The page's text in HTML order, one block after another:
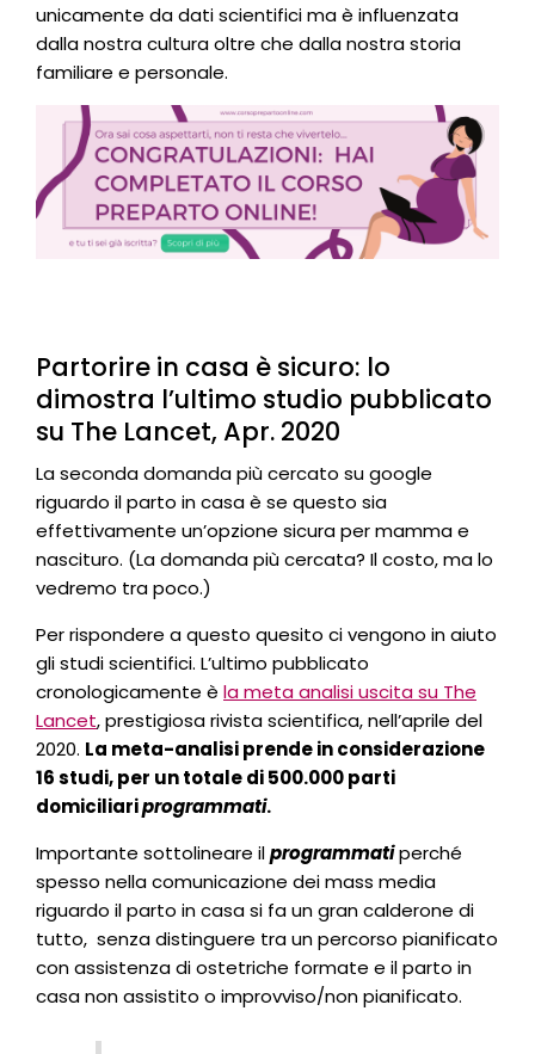
unicamente da dati scientifici ma è influenzata
dalla nostra cultura oltre che dalla nostra storia
familiare e personale.
Partorire in casa è sicuro: lo
dimostra l’ultimo studio pubblicato
su The Lancet, Apr. 2020
La seconda domanda più cercato su google
riguardo il parto in casa è se questo sia
effettivamente un’opzione sicura per mamma e
nascituro. (La domanda più cercata? Il costo, ma lo
vedremo tra poco.)
Per rispondere a questo quesito ci vengono in aiuto
gli studi scientifici. L’ultimo pubblicato
cronologicamente è la meta analisi uscita su The
Lancet, prestigiosa rivista scientifica, nell’aprile del
2020. La meta-analisi prende in considerazione
16 studi, per un totale di 500.000 parti
domiciliariprogrammati.
Importante sottolineare ilprogrammatiperché
spesso nella comunicazione dei mass media
riguardo il parto in casa si fa un gran calderone di
tutto, senza distinguere tra un percorso pianificato
con assistenza di ostetriche formate e il parto in
casa non assistito o improvviso/non pianificato.